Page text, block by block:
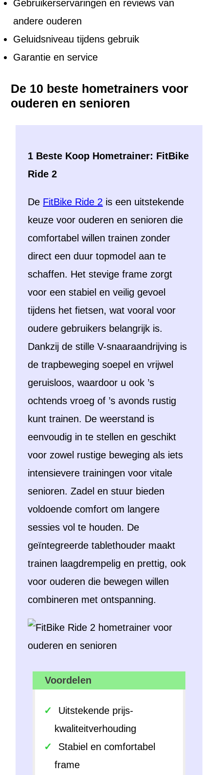
Gebruikerservaringen en reviews van
andere ouderen
Geluidsniveau tijdens gebruik
Garantie en service
De 10 beste hometrainers voor
ouderen en senioren
1 Beste Koop Hometrainer: FitBike
Ride 2
De FitBike Ride 2 is een uitstekende
keuze voor ouderen en senioren die
comfortabel willen trainen zonder
direct een duur topmodel aan te
schaffen. Het stevige frame zorgt
voor een stabiel en veilig gevoel
tijdens het fietsen, wat vooral voor
oudere gebruikers belangrijk is.
Dankzij de stille V-snaaraandrijving is
de trapbeweging soepel en vrijwel
geruisloos, waardoor u ook ’s
ochtends vroeg of ’s avonds rustig
kunt trainen. De weerstand is
eenvoudig in te stellen en geschikt
voor zowel rustige beweging als iets
intensievere trainingen voor vitale
senioren. Zadel en stuur bieden
voldoende comfort om langere
sessies vol te houden. De
geïntegreerde tablethouder maakt
trainen laagdrempelig en prettig, ook
voor ouderen die bewegen willen
combineren met ontspanning.
Voordelen
Uitstekende prijs-
kwaliteitverhouding
Stabiel en comfortabel
frame